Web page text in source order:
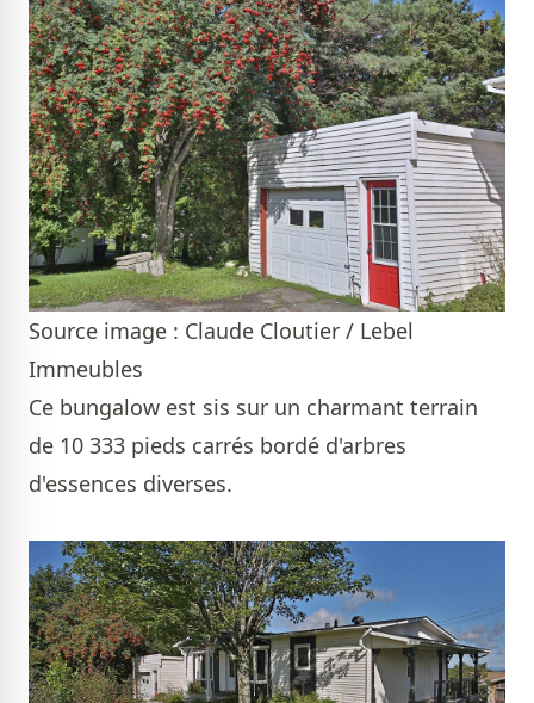
Source image : Claude Cloutier / Lebel
Immeubles
Ce bungalow est sis sur un charmant terrain
de 10 333 pieds carrés bordé d'arbres
d'essences diverses.